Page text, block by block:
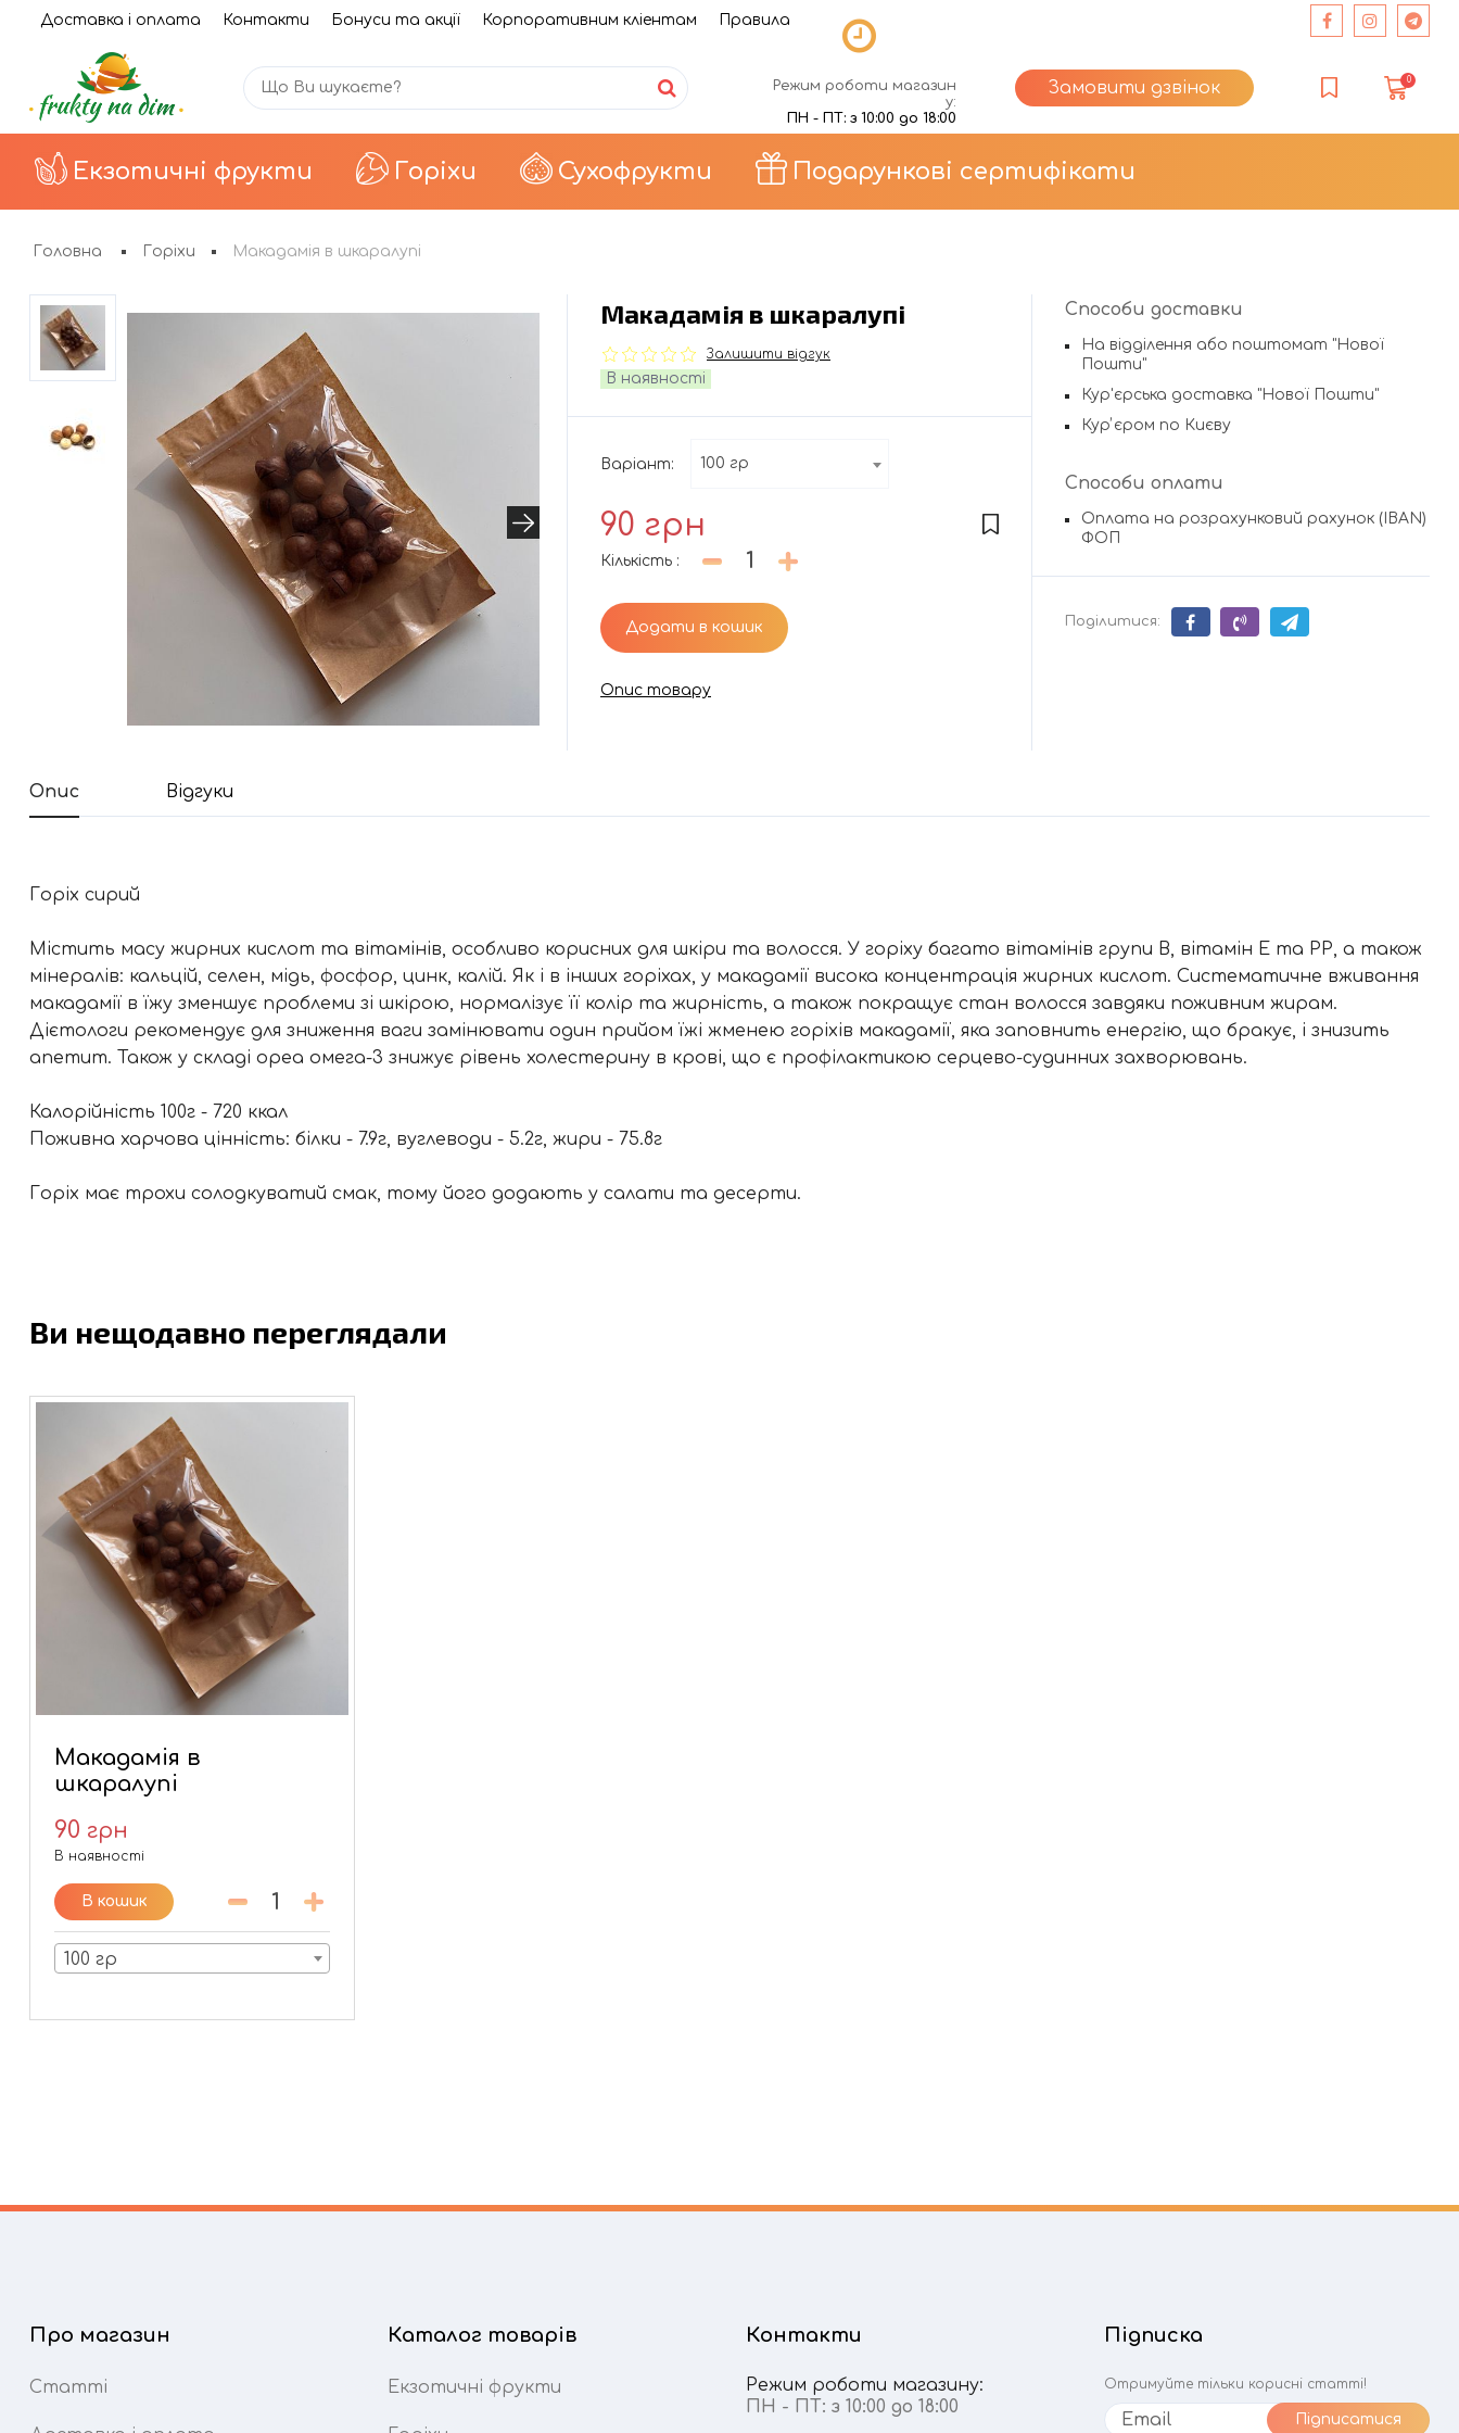
Доставка і оплата Контакти Бонуси та акції Корпоративним кліентам Правила
Режим роботи магазин
у:
ПН - ПТ: з 10:00 до 18:00
Замовити дзвінок 0
Екзотичні фрукти Горіхи Сухофрукти Подарункові сертифікати
Головна Горіхи Макадамія в шкаралупі
Макадамія в шкаралупі
Залишити відгук
В наявності
Варіант: 100 гр
90 грн
Кількість :
Додати в кошик
Опис товару
Способи доставки
На відділення або поштомат "Нової
Пошти"
Кур'єрська доставка "Нової Пошти"
Курʼєром по Києву
Способи оплати
Оплата на розрахунковий рахунок (IBAN)
ФОП
Поділитися:
Опис Відгуки
Горіх сирий
Містить масу жирних кислот та вітамінів, особливо корисних для шкіри та волосся. У горіху багато вітамінів групи В, вітамін Е та РР, а також
мінералів: кальцій, селен, мідь, фосфор, цинк, калій. Як і в інших горіхах, у макадамії висока концентрація жирних кислот. Систематичне вживання
макадамії в їжу зменшує проблеми зі шкірою, нормалізує її колір та жирність, а також покращує стан волосся завдяки поживним жирам.
Дієтологи рекомендує для зниження ваги замінювати один прийом їжі жменею горіхів макадамії, яка заповнить енергію, що бракує, і знизить
апетит. Також у складі ореа омега-3 знижує рівень холестерину в крові, що є профілактикою серцево-судинних захворювань.
Калорійність 100г - 720 ккал
Поживна харчова цінність: білки - 7.9г, вуглеводи - 5.2г, жири - 75.8г
Горіх має трохи солодкуватий смак, тому його додають у салати та десерти.
Ви нещодавно переглядали
Макадамія в
шкаралупі
90 грн
В наявності
В кошик
100 гр
Про магазин
Статті
Каталог товарів
Екзотичні фрукти
Контакти
Режим роботи магазину:
ПН - ПТ: з 10:00 до 18:00
Підписка
Отримуйте тільки корисні статті!
Підписатися